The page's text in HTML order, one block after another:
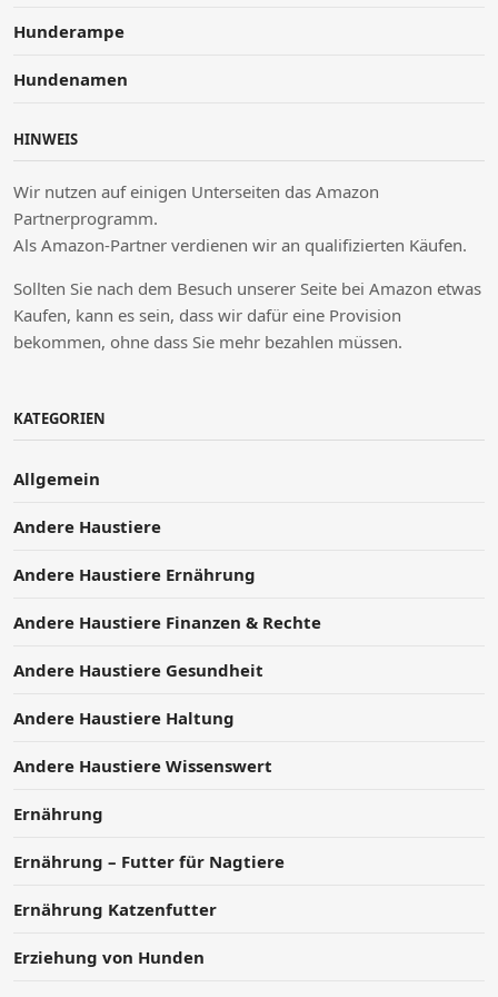
Hunderampe
Hundenamen
HINWEIS
Wir nutzen auf einigen Unterseiten das Amazon
Partnerprogramm.
Als Amazon-Partner verdienen wir an qualifizierten Käufen.
Sollten Sie nach dem Besuch unserer Seite bei Amazon etwas
Kaufen, kann es sein, dass wir dafür eine Provision
bekommen, ohne dass Sie mehr bezahlen müssen.
KATEGORIEN
Allgemein
Andere Haustiere
Andere Haustiere Ernährung
Andere Haustiere Finanzen & Rechte
Andere Haustiere Gesundheit
Andere Haustiere Haltung
Andere Haustiere Wissenswert
Ernährung
Ernährung – Futter für Nagtiere
Ernährung Katzenfutter
Erziehung von Hunden